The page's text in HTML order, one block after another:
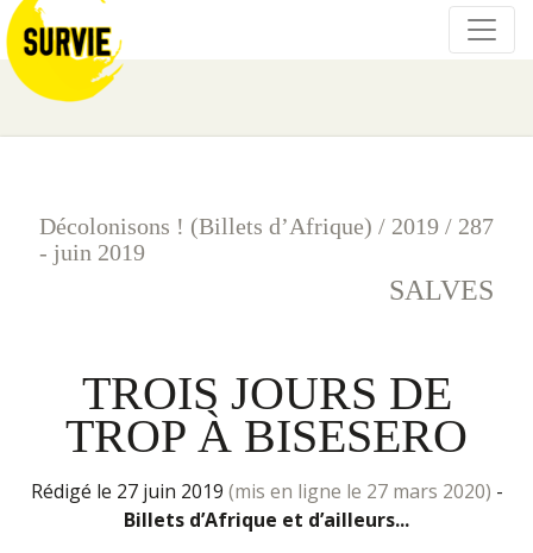
Décolonisons ! (Billets d’Afrique) / 2019 / 287
- juin 2019
SALVES
TROIS JOURS DE
TROP À BISESERO
rédigé le 27 juin 2019 (mis en ligne le 27 mars 2020) -
Billets d’Afrique et d’ailleurs...